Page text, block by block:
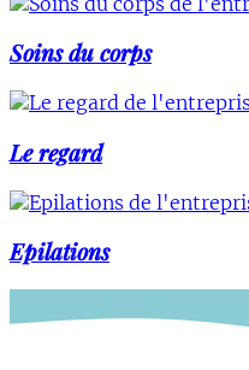
Soins du corps
Le regard
Epilations